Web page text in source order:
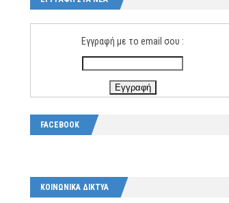
Εγγραφή με το email σου :
FACEBOOK
ΚΟΙΝΩΝΙΚΑ ΔΙΚΤΥΑ